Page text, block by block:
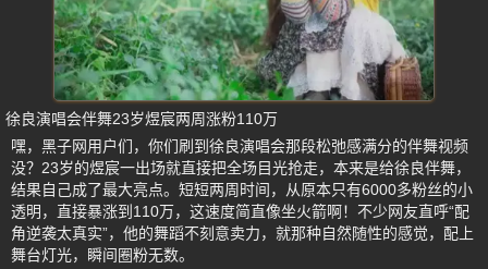
徐良演唱会伴舞23岁煜宸两周涨粉110万
嘿，黑子网用户们，你们刷到徐良演唱会那段松弛感满分的伴舞视频
没？23岁的煜宸一出场就直接把全场目光抢走，本来是给徐良伴舞，
结果自己成了最大亮点。短短两周时间，从原本只有6000多粉丝的小
透明，直接暴涨到110万，这速度简直像坐火箭啊！不少网友直呼“配
角逆袭太真实”，他的舞蹈不刻意卖力，就那种自然随性的感觉，配上
舞台灯光，瞬间圈粉无数。